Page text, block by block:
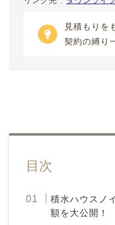
見積もりを
契約の縛り
目次
積水ハウスノ
額を大公開！